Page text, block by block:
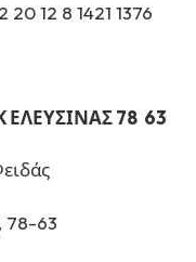
12 8 1421 1376
78 63
78-63